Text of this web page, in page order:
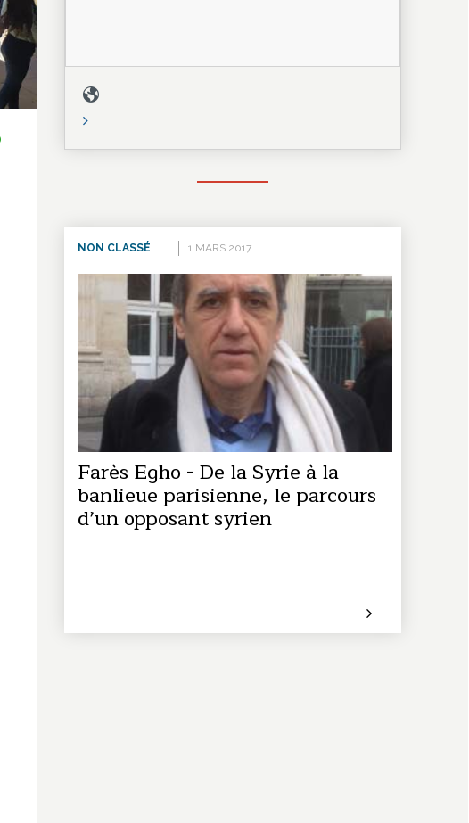
NON CLASSÉ 1 MARS 2017
Farès Egho - De la Syrie à la
banlieue parisienne, le parcours
d’un opposant syrien